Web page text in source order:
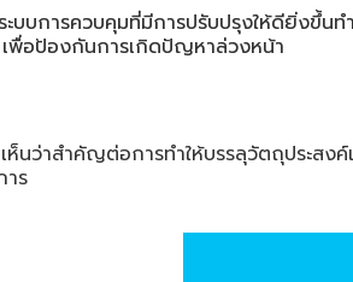
ะบบการควบคุมที่มีการปรับปรุงให้ดียิ่งขึ้น
เพื่อป้องกันการเกิดปัญหาล่วงหน้า
ห็นว่าสําคัญต่อการทําให้บรรลุวัตถุประส
าร